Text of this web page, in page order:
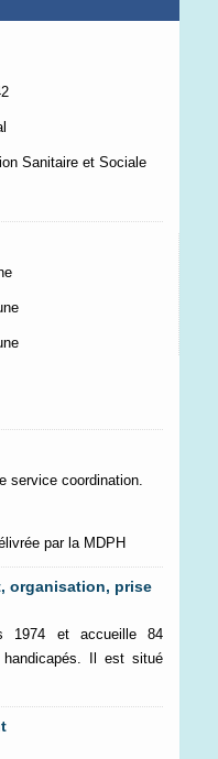
Sanitaire et Sociale
service coordination.
par la MDPH
organisation, prise
1974 et accueille 84
handicapés. Il est situé